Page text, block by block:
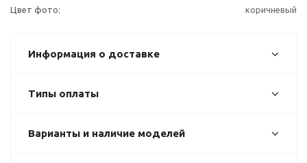
Цвет фото:
коричневый
Информация о доставке
Типы оплаты
Варианты и наличие моделей